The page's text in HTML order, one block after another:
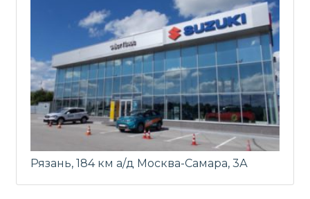
Рязань, 184 км а/д Москва-Самара, 3А